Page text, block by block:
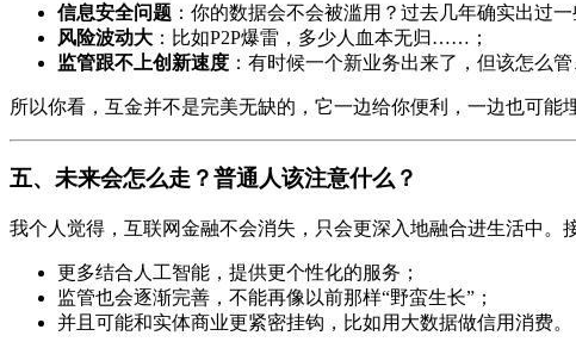
信息安全问题 ：你的数据会不会被滥用？过去几年确实出过一
风险波动大 ：比如P2P爆雷，多少人血本无归……；
监管跟不上创新速度 ：有时候一个新业务出来了，但该怎么
所以你看，互金并不是完美无缺的，它一边给你便利，一边也可能
五、未来会怎么走？普通人该注意什么？
我个人觉得，互联网金融不会消失，只会更深入地融合进生活中
更多结合人工智能，提供更个性化的服务；
监管也会逐渐完善，不能再像以前那样“野蛮生长”；
并且可能和实体商业更紧密挂钩，比如用大数据做信用消费。